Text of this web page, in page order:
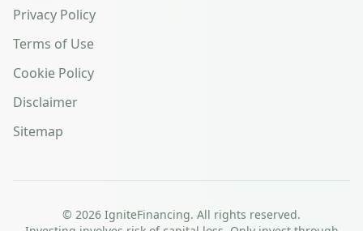
Privacy Policy
Terms of Use
Cookie Policy
Disclaimer
Sitemap
© 2026 IgniteFinancing. All rights reserved.